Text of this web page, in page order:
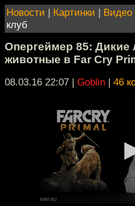
Новости | Картинки | Видео
клуб
Опергеймер 85:
животные в Far Cry
08.03.16 22:07 | Goblin | 46